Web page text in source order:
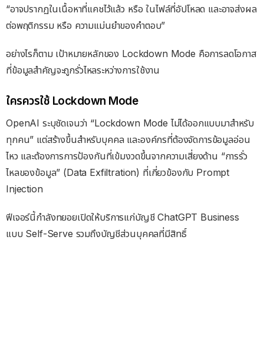
“อาจปรากฏในเนื้อหาที่แคชไว้แล้ว หรือ ในไฟล์ที่อัปโหลด และอาจส่งผล
ต่อพฤติกรรม หรือ ความแม่นยำของคำตอบ”
อย่างไรก็ตาม เป้าหมายหลักของ Lockdown Mode คือการลดโอกาส
ที่ข้อมูลสำคัญจะถูกรั่วไหลระหว่างการใช้งาน
ใครควรใช้ Lockdown Mode
OpenAI ระบุชัดเจนว่า “Lockdown Mode ไม่ได้ออกแบบมาสำหรับ
ทุกคน” แต่สร้างขึ้นสำหรับบุคคล และองค์กรที่ต้องจัดการข้อมูลอ่อน
ไหว และต้องการการป้องกันที่เข้มงวดขึ้นจากความเสี่ยงด้าน “การรั่ว
ไหลของข้อมูล” (Data Exfiltration) ที่เกี่ยวข้องกับ Prompt
Injection
ฟีเจอร์นี้กำลังทยอยเปิดให้บริการแก่บัญชี ChatGPT Business
แบบ Self-Serve รวมถึงบัญชีส่วนบุคคลที่มีสิทธิ์